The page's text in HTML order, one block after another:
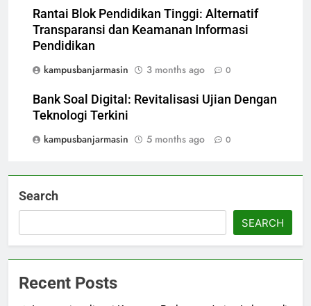
Rantai Blok Pendidikan Tinggi: Alternatif
Transparansi dan Keamanan Informasi
Pendidikan
kampusbanjarmasin
3 months ago 0
Bank Soal Digital: Revitalisasi Ujian Dengan
Teknologi Terkini
kampusbanjarmasin
5 months ago 0
Search
SEARCH
Recent Posts